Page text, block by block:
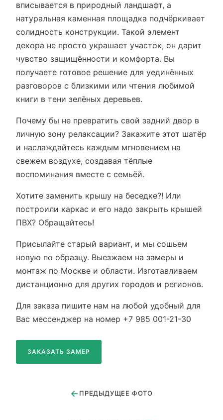
вписывается в природный ландшафт, а
натуральная каменная площадка подчёркивает
солидность конструкции. Такой элемент
декора не просто украшает участок, он дарит
чувство защищённости и комфорта. Вы
получаете готовое решение для уединённых
разговоров с близкими или чтения любимой
книги в тени зелёных деревьев.
Почему бы не превратить свой задний двор в
личную зону релаксации? Закажите этот шатёр
и наслаждайтесь каждым мгновением на
свежем воздухе, создавая тёплые
воспоминания вместе с семьёй.
Хотите заменить крышу на беседке?! Или
построили каркас и его надо закрыть крышей
ПВХ? Обращайтесь!
Присылайте старый вариант, и мы сошьем
новую по образцу. Выезжаем на замеры и
монтаж по Москве и области. Изготавливаем
дистанционно для других городов и регионов.
Для заказа пишите нам на любой удобный для
Вас мессенджер на номер +7 985 001-21-30
ЗАКАЗАТЬ ЗАМЕР
← ПРЕДЫДУЩЕЕ ФОТО